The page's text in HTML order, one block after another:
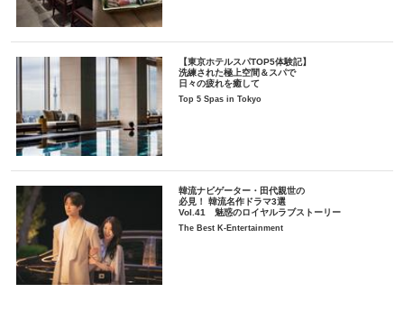
【東京ホテルスパTOP5体験記】
洗練された極上空間＆スパで
日々の疲れを癒して
Top 5 Spas in Tokyo
韓流ナビゲーター・田代親世の
必見！ 韓流名作ドラマ3選
Vol.41 魅惑のロイヤルラブストーリー
The Best K-Entertainment